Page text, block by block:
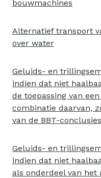
bouwmachines
Alternatief transport
over water
Geluids- en
indien dat niet
de toepassing van
combinatie daarvan,
van de BBT-
Geluids- en
indien dat niet
als onderdeel van het